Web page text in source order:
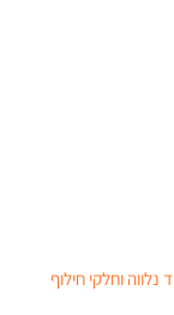
נלווה וחלקי חילוף